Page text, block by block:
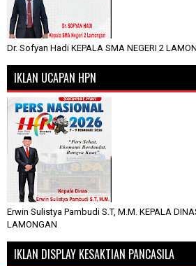
Dr. Sofyan Hadi KEPALA SMA NEGERI 2
IKLAN UCAPAN HPN
Erwin Sulistya Pambudi S.T, M.M. KEPALA
LAMONGAN
IKLAN DISPLAY KESAKTIAN PANCASILA